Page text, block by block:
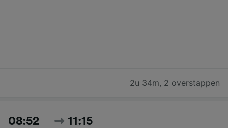
2u 34m, 2 overstappen
08:52 11:15